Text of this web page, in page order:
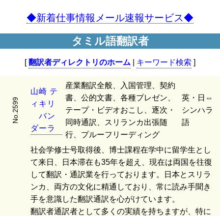
◆新着仕事情報メール速報サービス◆
タミル語翻訳者
[翻訳者ディレクトリのホーム キーワード検索 ]
No.2599
山崎 テ
ィ キ リ
バン
ダーラ
産業翻訳全般、入国管理、契約
書、公的文書、各種プレゼン、
テープ・ビデオおこし、逐次・
同時通訳、スリランカ出張随
行、プルーフリーディング
英・日⇔
シンハラ
語
社会学修士号取得後、博士課程在学中に留学生とし
て来日、日本滞在も35年を超え、現在は両国を往復
して翻訳・通訳業を行っております。日本とスリラ
ンカ、両方の文化に精通しており、常に読み手聞き
手を意識した翻訳通訳を心がけています。
翻訳者通訳者として多くの実績を持ちますが、特に